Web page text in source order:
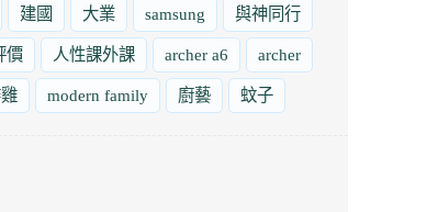
建國 大業 samsung 與神同行
價 人性課外課 archer a6 archer
modern family 廚藝 蚊子